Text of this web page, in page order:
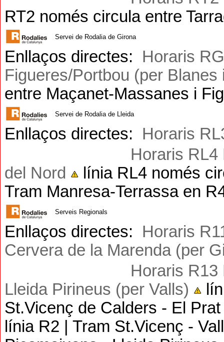
RT2 només circula entre
Servei de Rodalia de Girona
Enllaços directes: Horaris RG
Figueres/Portbou (per Blanes
entre Maçanet-Massanes i
Servei de Rodalia de Lleida
Enllaços directes: Horaris R
Horaris RL4
del Nord
línia RL4 només
Tram Manresa-Terrassa en
Serveis Regionals
Enllaços directes: Horaris
Cervera de la Marenda(per
Horaris R13
LleidaPirineus (per Valls)
St.Vicenç de Calders - El
línia R2 | Tram St.Vicenç -